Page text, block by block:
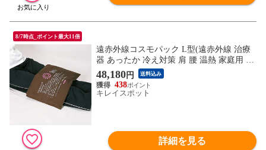
8/7時点_ポイント最大11倍
遠赤外線コスモパック L型(遠赤外線 治療
器 あったか 冷え対策 肩 腰 温熱 家庭用 医
療器具 医療用具 医療機器 遠赤外線医療機
器)
48,180円 送料込み
438
キレイスポット
詳細を見る